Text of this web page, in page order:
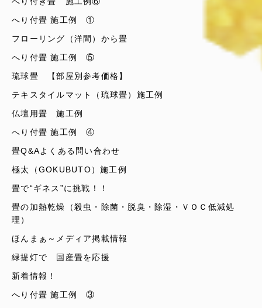
へり付畳 施工例 ①
フローリング（洋間）から畳
へり付畳 施工例 ⑤
琉球畳 【部屋別参考価格】
テキスタイルマット（琉球畳）施工例
仏壇用畳 施工例
へり付畳 施工例 ④
畳Q&Aよくある問い合わせ
極太（GOKUBUTO）施工例
畳で“ギネス”に挑戦！！
畳の加熱乾燥（殺虫・除菌・脱臭・除湿・ＶＯＣ低減処
理）
ほんまぁ～メディア掲載情報
緑提灯で 国産畳を応援
新着情報！
へり付畳 施工例 ③